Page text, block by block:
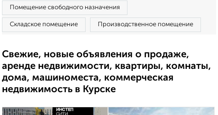
Помещение свободного назначения
Складское помещение Производственное помещение
Свежие, новые объявления о продаже,
аренде недвижимости, квартиры, комнаты,
дома, машиноместа, коммерческая
недвижимость в Курске